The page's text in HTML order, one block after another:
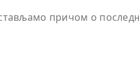
причом о